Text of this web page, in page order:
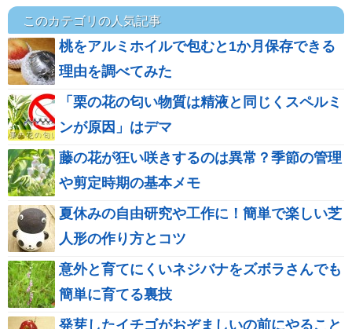
このカテゴリの人気記事
桃をアルミホイルで包むと1か月保存できる
理由を調べてみた
「栗の花の匂い物質は精液と同じくスペルミ
ンが原因」はデマ
藤の花が狂い咲きするのは異常？季節の管理
や剪定時期の基本メモ
夏休みの自由研究や工作に！簡単で楽しい芝
人形の作り方とコツ
意外と育てにくいネジバナをズボラさんでも
簡単に育てる裏技
発芽したイチゴがおぞましいの前にやること